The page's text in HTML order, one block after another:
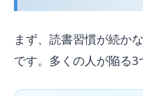
まず、読書習慣が続か
です。多くの人が陥る3